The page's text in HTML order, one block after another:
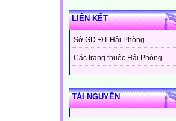
LIÊN KẾT
Sở GD-ĐT Hải Phòng
Các trang thuộc Hải Phòng
TÀI NGUYÊN